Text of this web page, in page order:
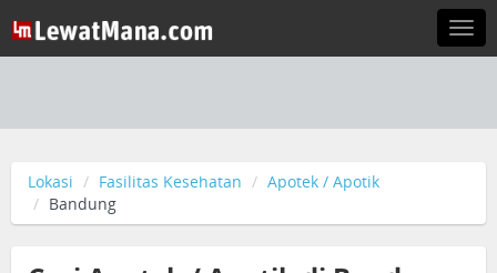
Lokasi Fasilitas Kesehatan
Apotek / Apotik
Bandung